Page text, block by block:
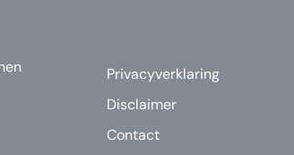
Privacyverklaring
Disclaimer
Contact